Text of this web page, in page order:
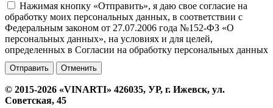
Нажимая кнопку «Отправить», я даю свое согласие на
обработку моих персональных данных, в соответствии с
Федеральным законом от 27.07.2006 года №152-ФЗ «О
персональных данных», на условиях и для целей,
определенных в Согласии на обработку персональных данных
Отменить
© 2015-2026 «VINARTI» 426035, УР, г. Ижевск, ул.
Советская, 45